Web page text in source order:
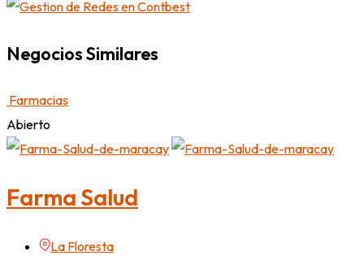
Negocios Similares
Farmacias
Abierto
Farma Salud
La Floresta